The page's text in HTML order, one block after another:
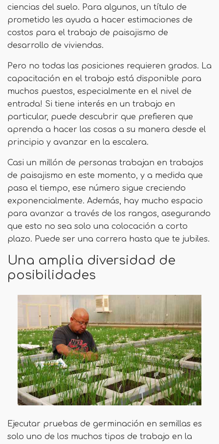
ciencias del suelo. Para algunos, un título de
prometido les ayuda a hacer estimaciones de
costos para el trabajo de paisajismo de
desarrollo de viviendas.
Pero no todas las posiciones requieren grados. La
capacitación en el trabajo está disponible para
muchos puestos, especialmente en el nivel de
entrada! Si tiene interés en un trabajo en
particular, puede descubrir que prefieren que
aprenda a hacer las cosas a su manera desde el
principio y avanzar en la escalera.
Casi un millón de personas trabajan en trabajos
de paisajismo en este momento, y a medida que
pasa el tiempo, ese número sigue creciendo
exponencialmente. Además, hay mucho espacio
para avanzar a través de los rangos, asegurando
que esto no sea solo una colocación a corto
plazo. Puede ser una carrera hasta que te jubiles.
Una amplia diversidad de
posibilidades
Ejecutar pruebas de germinación en semillas es
solo uno de los muchos tipos de trabajo en la